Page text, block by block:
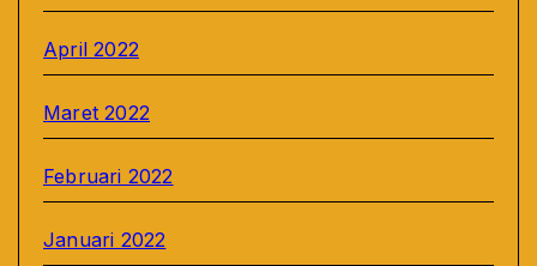
April 2022
Maret 2022
Februari 2022
Januari 2022